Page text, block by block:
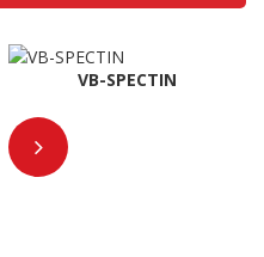
VB-SPECTIN